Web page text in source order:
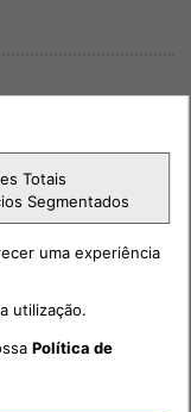
Totais
Segmentados
uma experiência
utilização.
Política de